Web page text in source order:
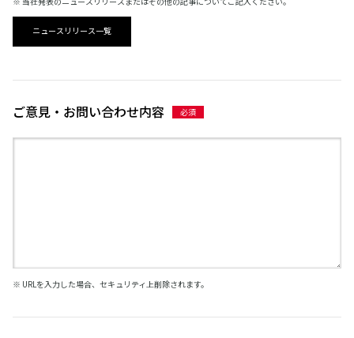
ニュースリリース一覧
ご意見・お問い合わせ内容
※ URLを入力した場合、セキュリティ上削除されます。